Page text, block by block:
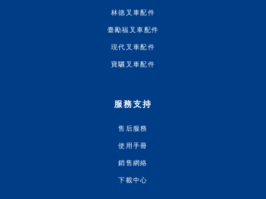
林德叉車配件
臺勵福叉車配件
現代叉車配件
寶驪叉車配件
服務支持
售后服務
使用手冊
銷售網絡
下載中心